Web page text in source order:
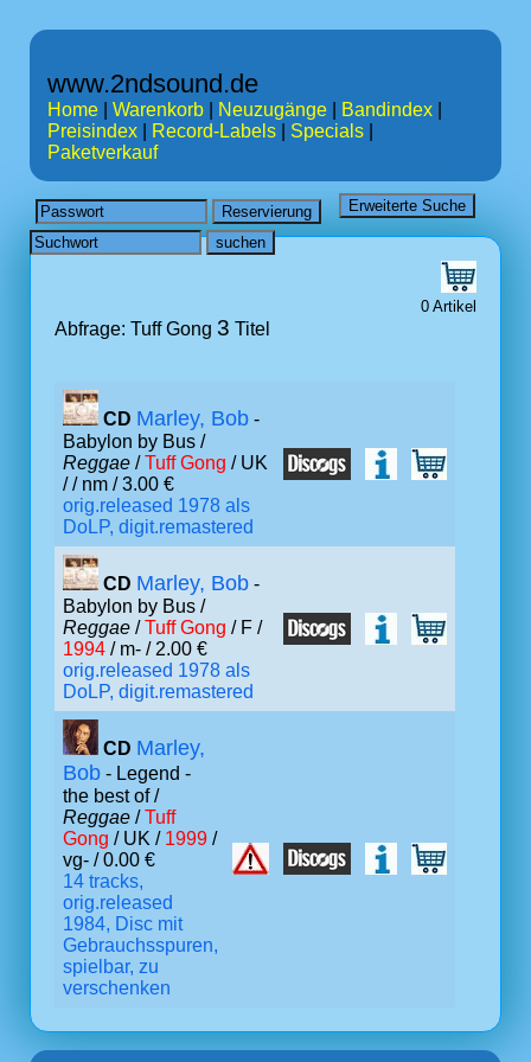
www.2ndsound.de
Home Warenkorb Neuzugänge Bandindex
Preisindex
Record-Labels Specials
Paketverkauf
0 Artikel
Abfrage: Tuff Gong 3 Titel
CD Marley, Bob -
Babylon by Bus /
Reggae /Tuff Gong / UK
// nm / 3.00 €
orig.released 1978 als
DoLP, digit.remastered
CD Marley, Bob -
Babylon by Bus /
Reggae /Tuff Gong / F /
1994 / m- / 2.00 €
orig.released 1978 als
DoLP, digit.remastered
CD Marley,
Bob - Legend -
the best of /
Reggae /Tuff
Gong / UK / 1999 /
vg- / 0.00 €
14 tracks,
orig.released
1984, Disc mit
Gebrauchsspuren,
spielbar, zu
verschenken